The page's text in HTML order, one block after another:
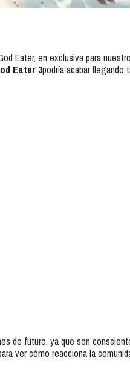
Eater, en exclusiva para
Eater 3podría acabar llegando
de futuro, ya que son
ver cómo reacciona la